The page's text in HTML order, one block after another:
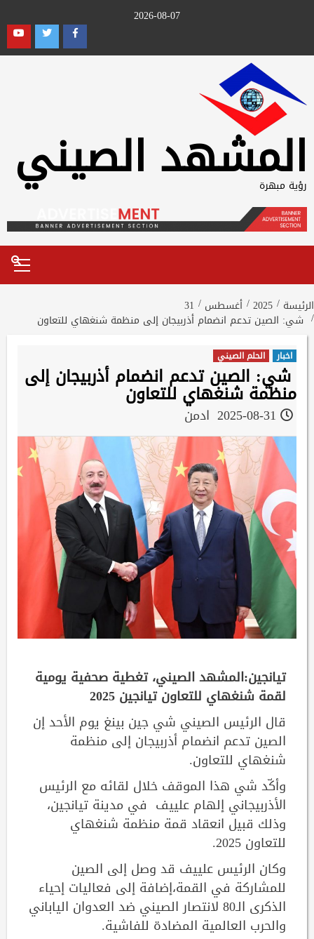
2026-08-07
Facebook
Twitter
المشهد الصيني
رؤية مبهرة
Primary
الرئيسة 2025 أغسطس 31
شي: الصين تدعم انضمام أذربيجان إلى منظمة شنغهاي للتعاون
اخبار الحلم الصيني
شي: الصين تدعم انضمام أذربيجان إلى
منظمة شنغهاي للتعاون
ادمن
تيانجين:المشهد الصيني، تغطية صحفية يومية
لقمة شنغهاي للتعاون تيانجين 2025
قال الرئيس الصيني شي جين بينغ يوم الأحد إن
الصين تدعم انضمام أذربيجان إلى منظمة
شنغهاي للتعاون.
وأكّد شي هذا الموقف خلال لقائه مع الرئيس
الأذربيجاني إلهام علييف في مدينة تيانجين،
وذلك قبيل انعقاد قمة منظمة شنغهاي
للتعاون 2025.
وكان الرئيس علييف قد وصل إلى الصين
للمشاركة في القمة،إضافة إلى فعاليات إحياء
الذكرى الـ80 لانتصار الصيني ضد العدوان الياباني
والحرب العالمية المضادة للفاشية.